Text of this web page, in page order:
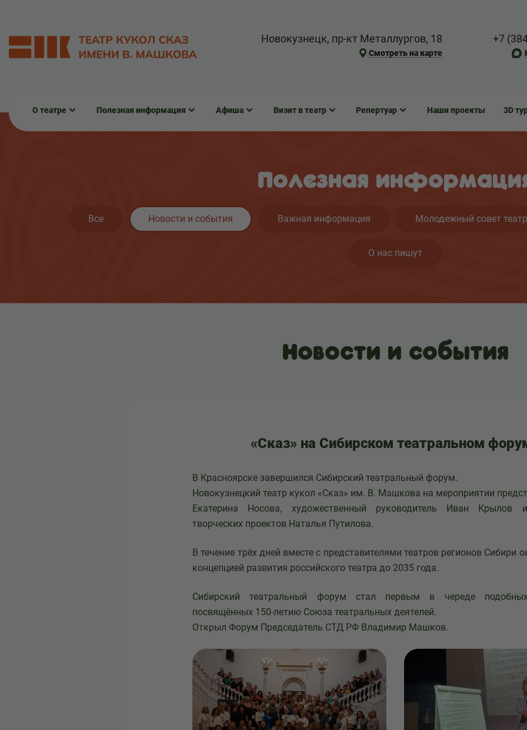
Новокузнецк, пр-кт Металлургов, 18
Смотреть на карте
+7
О театре Полезная информация Афиша Визит в театр Репертуар Наши проекты 3D
Полезная
Все Новости и события Важная информация Молодежный совет
О нас пишут
Новости и события
«Сказ» на Сибирском театральном
В Красноярске завершился Сибирский театральный форум.
Новокузнецкий театр кукол «Сказ» им. В. Машкова на мероприятии
Екатерина Носова, художественный руководитель Иван Крылов
творческих проектов Наталья Путилова.
В течение трёх дней вместе с представителями театров регионов Сибири
концепцией развития российского театра до 2035 года.
Сибирский театральный форум стал первым в череде
посвящённых 150-летию Союза театральных деятелей.
Открыл Форум Председатель СТД РФ Владимир Машков.